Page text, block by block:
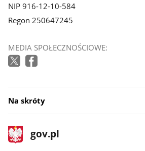
NIP 916-12-10-584
Regon 250647245
MEDIA SPOŁECZNOŚCIOWE:
Na skróty
stopka
gov.pl
Strona
gov.pl